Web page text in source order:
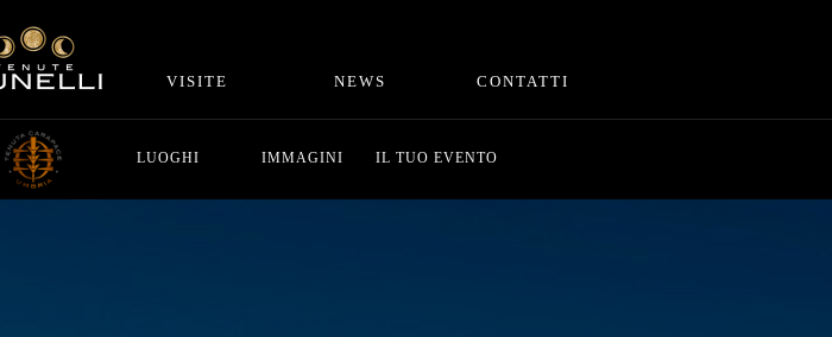
VISITE NEWS CONTATTI
LUOGHI IMMAGINI IL TUO EVENTO